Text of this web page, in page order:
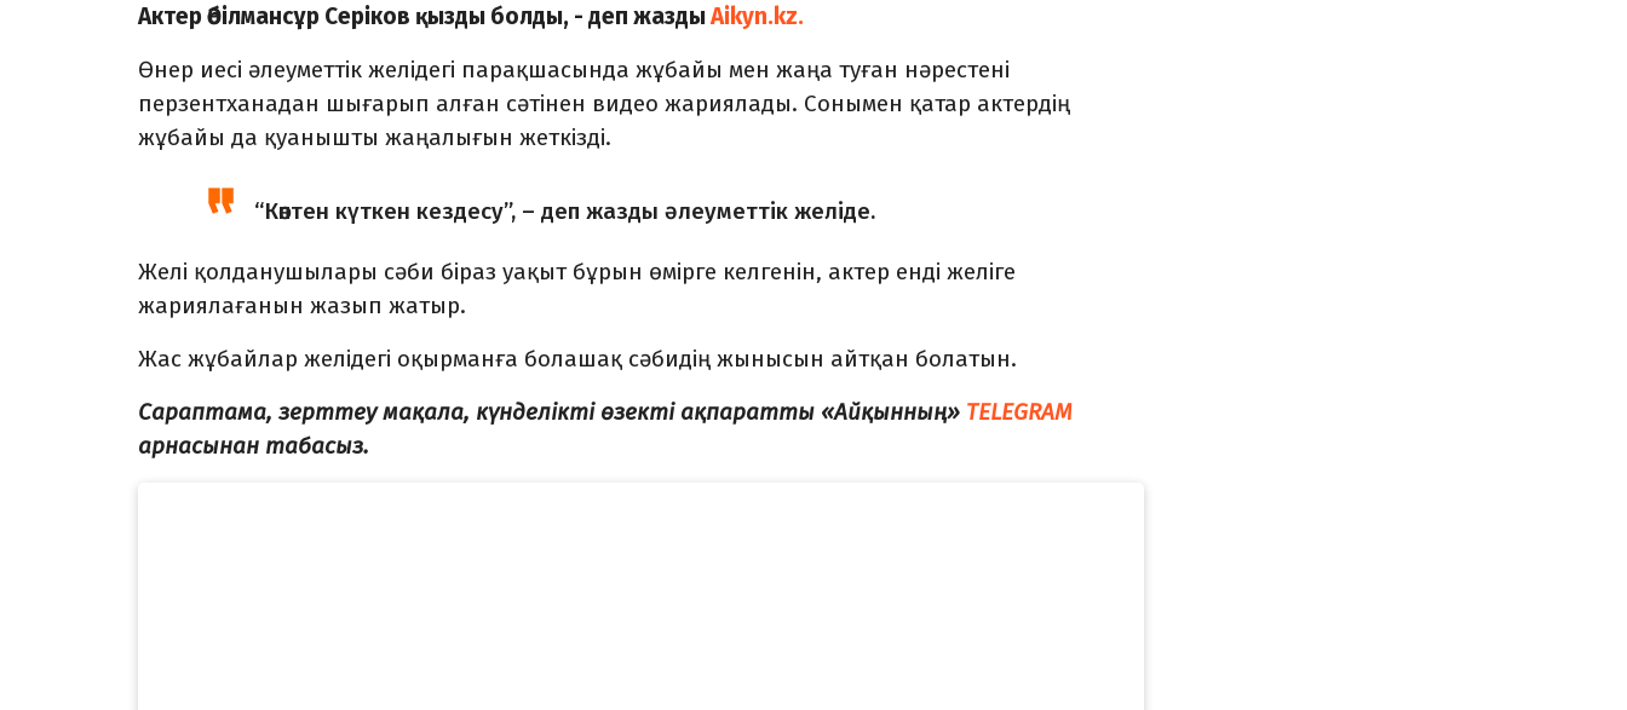
Актер Әбілмансұр Серіков қызды болды, - деп жаздыAikyn.kz.
Өнер иесі әлеуметтік желідегі парақшасында жұбайы мен жаңа туған нәрестені
перзентханадан шығарып алған сәтінен видео жариялады. Сонымен қатар актердің
жұбайы да қуанышты жаңалығын жеткізді.
“Көптен күткен кездесу”, – деп жазды әлеуметтік желіде.
Желі қолданушылары сәби біраз уақыт бұрын өмірге келгенін, актер енді желіге
жариялағанын жазып жатыр.
Жас жұбайлар желідегі оқырманға болашақ сәбидің жынысын айтқан болатын.
Сараптама, зерттеу мақала, күнделікті өзекті ақпаратты «Айқынның» TELEGRAM
арнасынан табасыз.